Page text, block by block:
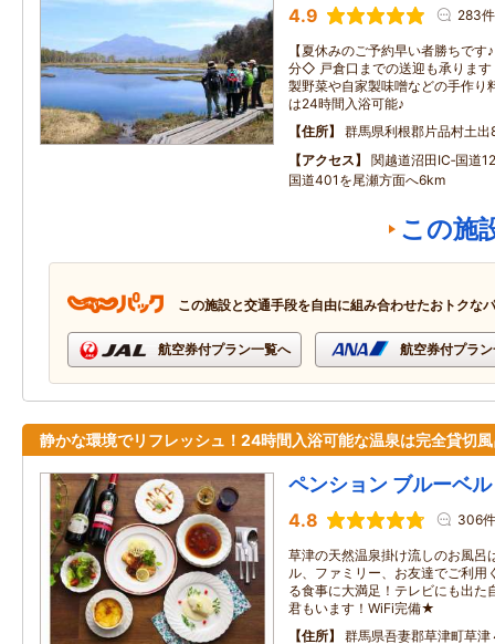
4.9 283件
【夏休みのご予約早い者勝ちで
分◇ 戸倉口までの送迎も承ります
製野菜や自家製味噌などの手作り
は24時間入浴可能♪
住所
群馬県利根郡片品村土
アクセス
関越道沼田IC‐国道
国道401を尾瀬方面へ6km
この施
この施設と交通手段を自由に組み合わせたおトクな
航空券付プラン一覧へ 航空券付プラ
静かな環境でリフレッシュ！24時間入浴可能な温泉は完全貸切
ペンション ブルーベル
4.8 306件
草津の天然温泉掛け流しのお風呂
ル、ファミリー、お友達でご利用
る食事に大満足！テレビにも出た
君もいます！WiFi完備★
住所
群馬県吾妻郡草津町草